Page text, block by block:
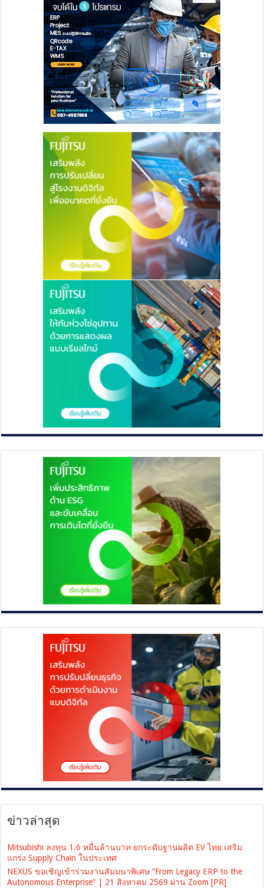
ข่าวล่าสุด
Mitsubishi ลงทุน 1.6 หมื่นล้านบาท ยกระดับฐานผลิต EV ไทย เสริม
แกร่ง Supply Chain ในประเทศ
NEXUS ขอเชิญเข้าร่วมงานสัมมนาพิเศษ “From Legacy ERP to the
Autonomous Enterprise” | 21 สิงหาคม 2569 ผ่าน Zoom [PR]